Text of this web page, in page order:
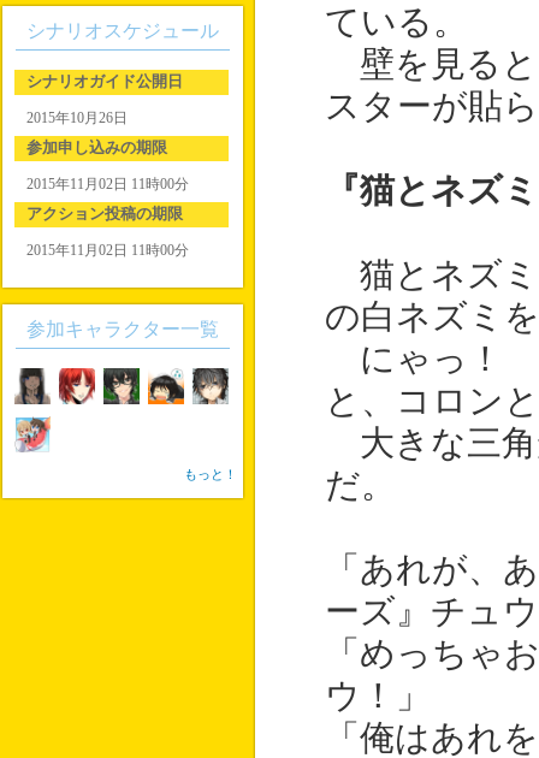
ている。
壁を見ると
スターが貼
『猫とネズ
猫とネズミ
の白ネズミ
にゃっ！
と、コロン
大きな三角
だ。
「あれが、
ーズ』チュ
「めっちゃ
ウ！」
「俺はあれ
シナリオスケジュール
シナリオガイド公開日
2015年10月26日
参加申し込みの期限
2015年11月02日 11時00分
アクション投稿の期限
2015年11月02日 11時00分
参加キャラクター一覧
もっと！